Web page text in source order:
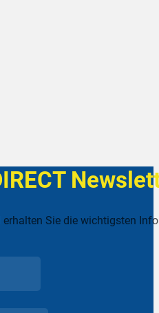
Sie die wichtigsten